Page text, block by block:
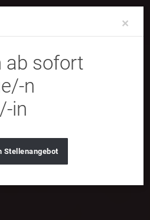
×
ab sofort
n
in
Stellenangebot